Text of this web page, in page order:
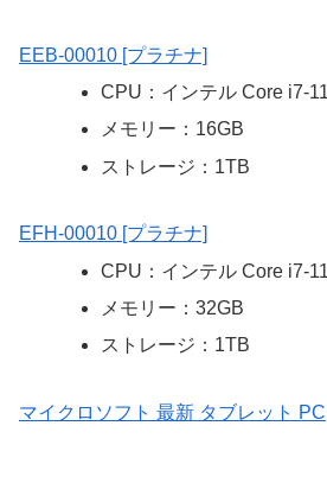
EEB-00010 [プラチナ]
CPU：インテル Core i7-
メモリー：16GB
ストレージ：1TB
EFH-00010 [プラチナ]
CPU：インテル Core i7-
メモリー：32GB
ストレージ：1TB
マイクロソフト 最新 タブレット PC